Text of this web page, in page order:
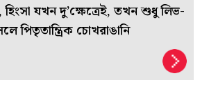
যখন দু’ক্ষেত্রেই, তখন শুধু লিভ-
পিতৃতান্ত্রিক চোখরাঙানি